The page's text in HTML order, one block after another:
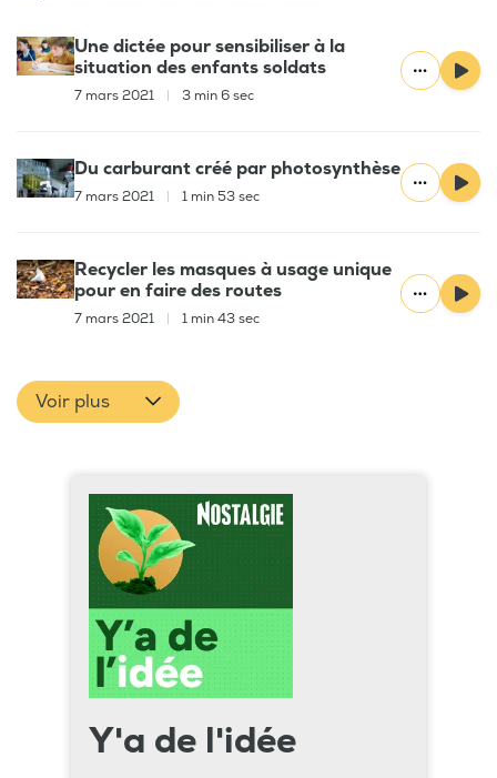
Une dictée pour sensibiliser à la
situation des enfants soldats
7 mars 2021 3 min 6 sec
Du carburant créé par photosynthèse
7 mars 2021 1 min 53 sec
Recycler les masques à usage unique
pour en faire des routes
7 mars 2021 1 min 43 sec
Voir plus
Y'a de l'idée